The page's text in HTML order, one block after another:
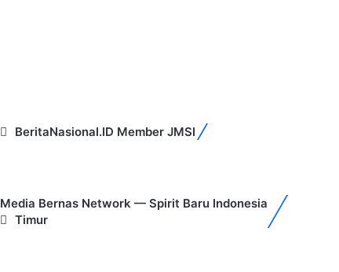
BeritaNasional.ID Member JMSI
Media Bernas Network — Spirit Baru Indonesia
Timur